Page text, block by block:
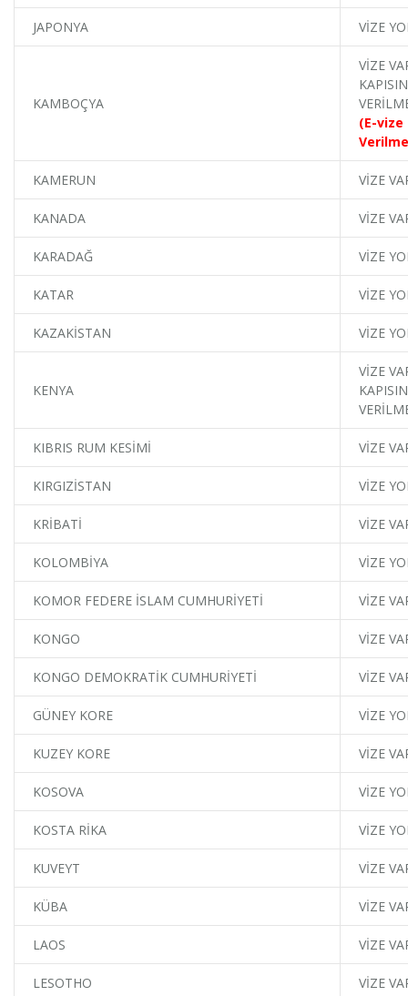
JAPONYA VİZE
KAMBOÇYA
VİZE
(E-vize
KAMERUN VİZE
KANADA VİZE
KARADAĞ VİZE
KATAR VİZE
KAZAKİSTAN VİZE
KENYA
VİZE
KIBRIS RUM KESİMİ VİZE
KIRGIZİSTAN VİZE
KRİBATİ VİZE
KOLOMBİYA VİZE
KOMOR FEDERE İSLAM CUMHURİYETİ VİZE
KONGO VİZE
KONGO DEMOKRATİK CUMHURİYETİ VİZE
GÜNEY KORE VİZE
KUZEY KORE VİZE
KOSOVA VİZE
KOSTA RİKA VİZE
KUVEYT VİZE
KÜBA VİZE
LAOS VİZE
LESOTHO VİZE